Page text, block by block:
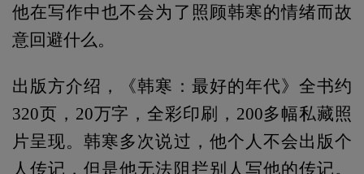
他在写作中也不会为了照顾韩寒的情绪而故
意回避什么。
出版方介绍，《韩寒：最好的年代》全书约
320页，20万字，全彩印刷，200多幅私藏照
片呈现。韩寒多次说过，他个人不会出版个
人传记，但是他无法阻拦别人写他的传记。